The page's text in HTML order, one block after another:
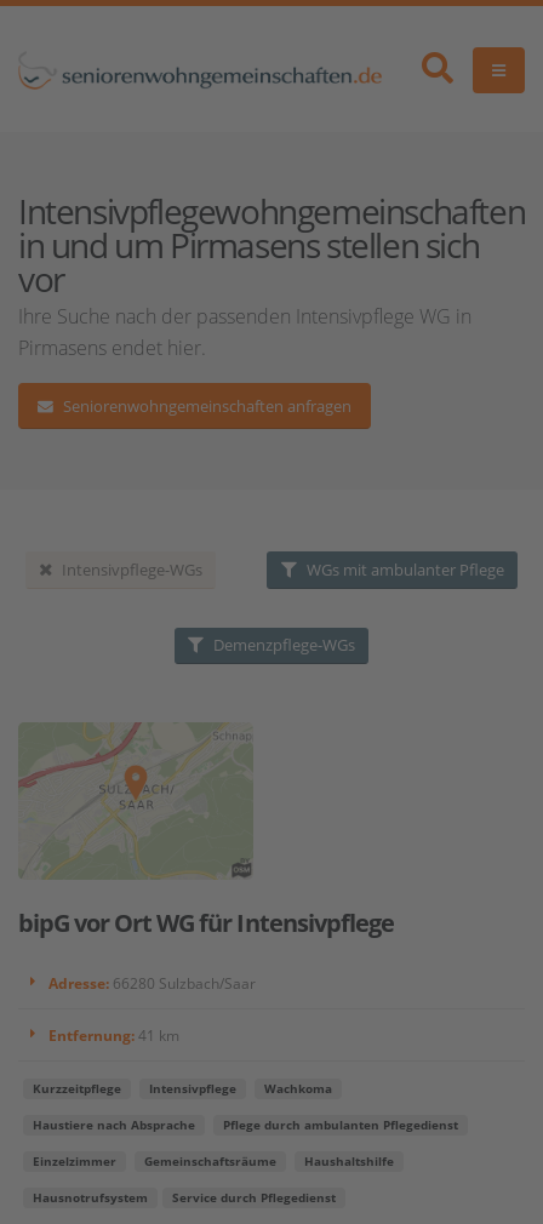
Intensivpflegewohngemeinschaften
in und um Pirmasens stellen sich
vor
Ihre Suche nach der passenden Intensivpflege WG in
Pirmasens endet hier.
Seniorenwohngemeinschaften anfragen
Intensivpflege-WGs WGs mit ambulanter Pflege
Demenzpflege-WGs
bipG vor Ort WG für Intensivpflege
Adresse: 66280 Sulzbach/Saar
Entfernung:41 km
Kurzzeitpflege Intensivpflege Wachkoma
Haustiere nach Absprache Pflege durch ambulanten Pflegedienst
Einzelzimmer Gemeinschaftsräume Haushaltshilfe
Hausnotrufsystem Service durch Pflegedienst